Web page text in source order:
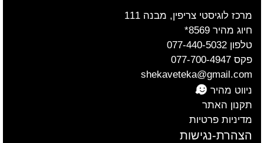
מרכז לוגיסטי צריפין, מבנה 111
חיוג מהיר 8569*
טלפון 077-440-5032
פקס 077-700-4947
shekaveteka@gmail.com
ניווט מהיר
תקנון האתר
מדיניות פרטיות
הצהרת-נגישות